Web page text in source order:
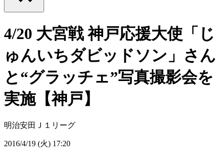
4/20 大宮戦 神戸応援大使「じ
ゅんいちダビッドソン」さん
と“グラッチェ”写真撮影会を
実施【神戸】
明治安田Ｊ１リーグ
2016/4/19 (火) 17:20